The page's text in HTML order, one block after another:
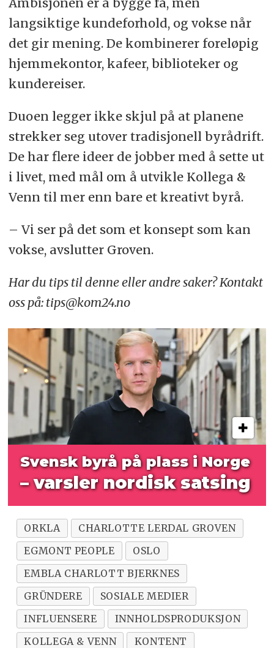
langsiktige kundeforhold, og vokse når
det gir mening. De kombinerer foreløpig
hjemmekontor, kafeer, biblioteker og
kundereiser.
Duoen legger ikke skjul på at planene
strekker seg utover tradisjonell byrådrift.
De har flere ideer de jobber med å sette ut
i livet, med mål om å utvikle Kollega &
Venn til mer enn bare et kreativt byrå.
– Vi ser på det som et konsept som kan
vokse, avslutter Groven.
Har du tips til denne eller andre saker? Kontakt
oss på: tips@kom24.no
Svensk byrå på plass i Norge
– varsler nordisk satsing
ORKLA
CHARLOTTE LERDAL GROVEN
EGMONT PEOPLE
OSLO
EMBLA CHARLOTT BJERKNES
GRÜNDERE
SOSIALE MEDIER
INFLUENSERE
INNHOLDSPRODUKSJON
KOLLEGA & VENN
KONTENT